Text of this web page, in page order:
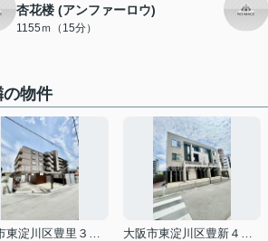
杏花楼 (アンファーロウ)
1155ｍ（15分）
の物件
大阪市東淀川区豊里３丁目
大阪市東淀川区豊新４丁目